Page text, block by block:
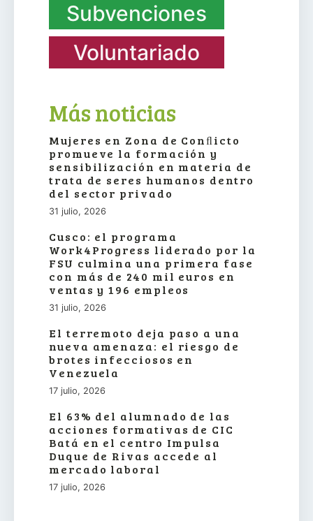
Subvenciones
Voluntariado
Más noticias
Mujeres en Zona de Conﬂicto
promueve la formación y
sensibilización en materia de
trata de seres humanos dentro
del sector privado
31 julio, 2026
Cusco: el programa
Work4Progress liderado por la
FSU culmina una primera fase
con más de 240 mil euros en
ventas y 196 empleos
31 julio, 2026
El terremoto deja paso a una
nueva amenaza: el riesgo de
brotes infecciosos en
Venezuela
17 julio, 2026
El 63% del alumnado de las
acciones formativas de CIC
Batá en el centro Impulsa
Duque de Rivas accede al
mercado laboral
17 julio, 2026